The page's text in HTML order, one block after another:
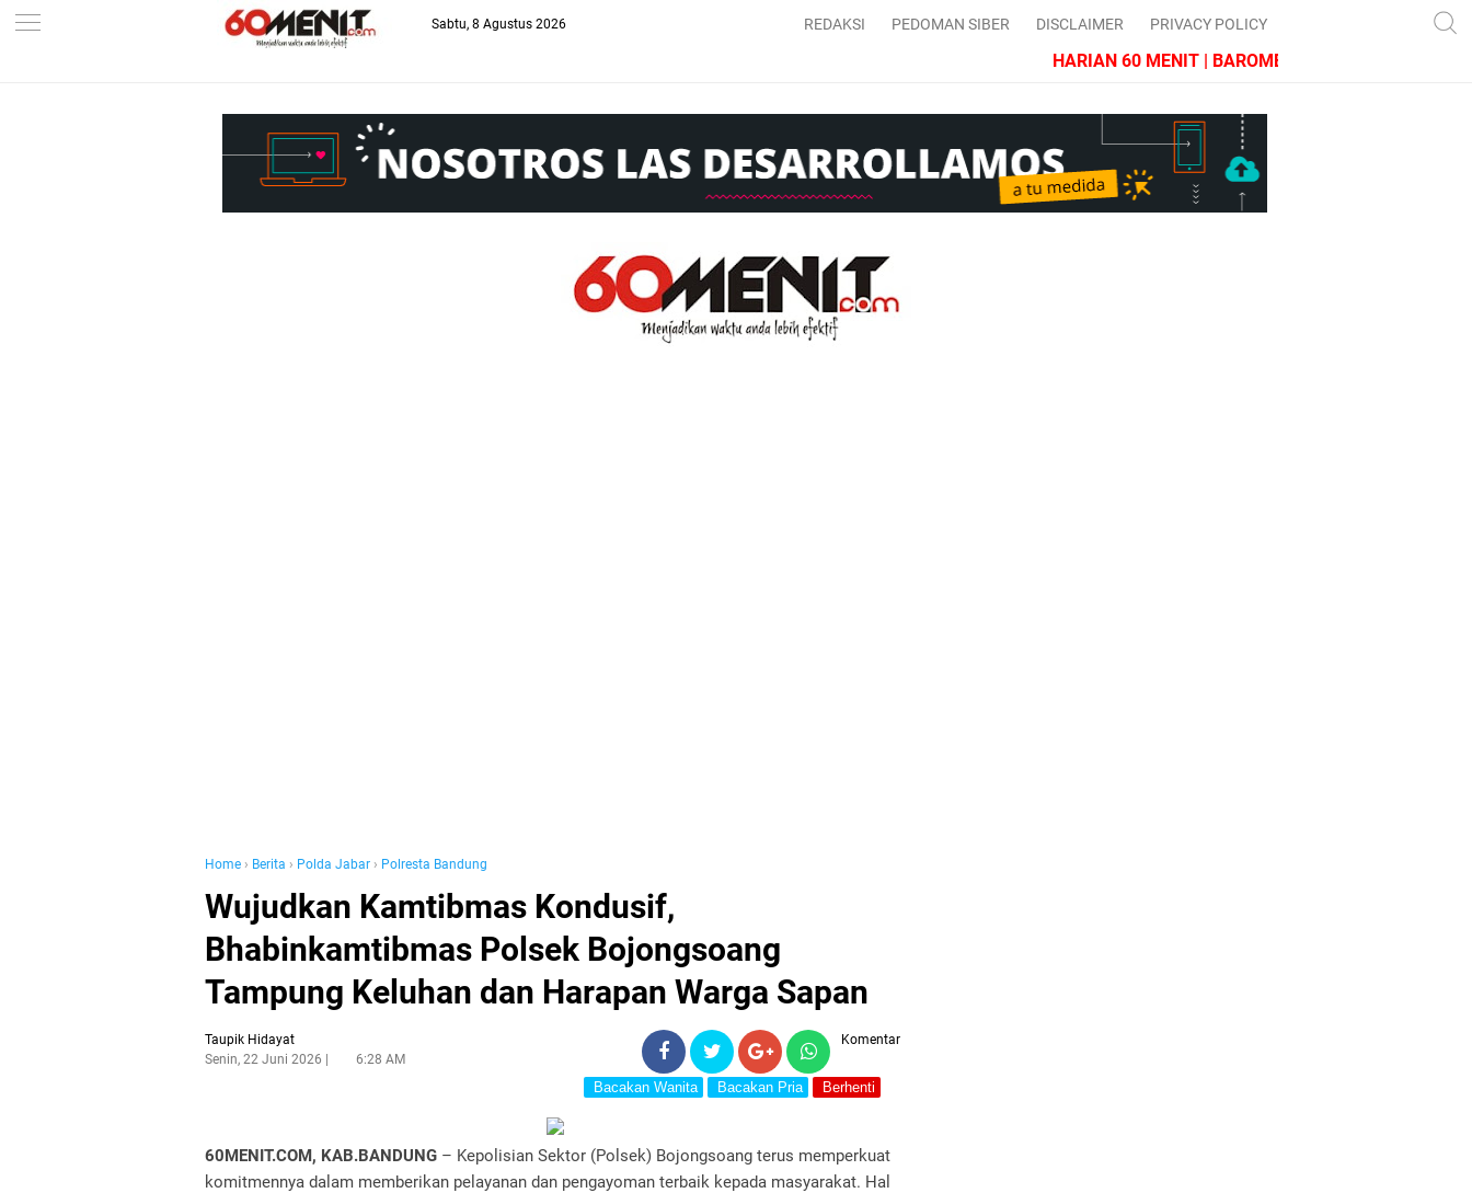
--> Sabtu, 8 Agustus 2026 REDAKSI PEDOMAN SIBER DISCLAIMER PRIVACY POLICY
HARIAN 60 MENIT | BAROMETER JAWA BARAT
Home › Berita › Polda Jabar › Polresta Bandung
Wujudkan Kamtibmas Kondusif,
Bhabinkamtibmas Polsek Bojongsoang
Tampung Keluhan dan Harapan Warga Sapan
Taupik Hidayat
Senin, 22 Juni 2026
6:28 AM
Komentar
Bacakan Wanita Bacakan Pria Berhenti
60MENIT.COM, KAB.BANDUNG – Kepolisian Sektor (Polsek) Bojongsoang terus memperkuat
komitmennya dalam memberikan pelayanan dan pengayoman terbaik kepada masyarakat. Hal